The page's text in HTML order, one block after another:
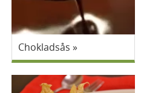
Chokladsås